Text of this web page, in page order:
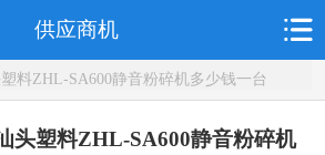
供应商机
料ZHL-SA600静音粉碎机多少钱一台
头塑料ZHL-SA600静音粉碎机